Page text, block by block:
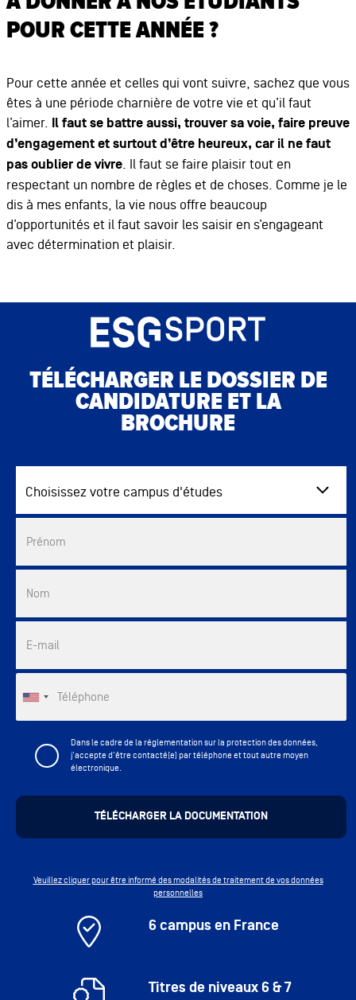
POUR CETTE ANNÉE ?
Pour cette année et celles qui vont suivre, sachez que vous
êtes à une période charnière de votre vie et qu’il faut
l’aimer. Il faut se battre aussi, trouver sa voie, faire preuve
d’engagement et surtout d’être heureux, car il ne faut
pas oublier de vivre. Il faut se faire plaisir tout en
respectant un nombre de règles et de choses. Comme je le
dis à mes enfants, la vie nous offre beaucoup
d’opportunités et il faut savoir les saisir en s’engageant
avec détermination et plaisir.
TÉLÉCHARGER LE DOSSIER DE
CANDIDATURE ET LA
BROCHURE
Choisissez votre campus d'études
Prénom
Nom
E-mail
Téléphone
Dans le cadre de la réglementation sur la protection des données,
j'accepte d'être contacté(e) par téléphone et tout autre moyen
électronique.
Veuillez cliquer pour être informé des modalités de traitement de vos données
personnelles
6 campus en France
Titres de niveaux 6 & 7